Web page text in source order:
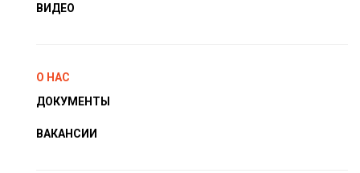
ВИДЕО
О НАС
ДОКУМЕНТЫ
ВАКАНСИИ